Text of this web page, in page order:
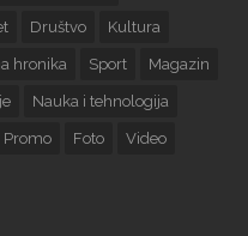
Društvo Kultura
hronika Sport Magazin
Nauka i tehnologija
Promo Foto Video